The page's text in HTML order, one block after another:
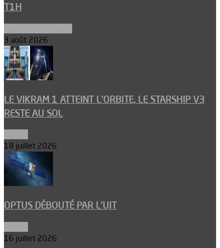
T1H
3 août 2026
LE VIKRAM 1 ATTEINT L’ORBITE, LE STARSHIP V3
RESTE AU SOL
18 juillet 2026
OPTUS DÉBOUTÉ PAR L’UIT
16 juillet 2026